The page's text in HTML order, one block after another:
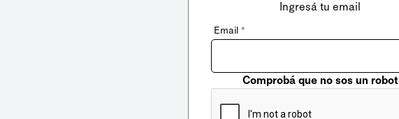
Ingresá tu email
Email *
Comprobá que no sos un robot